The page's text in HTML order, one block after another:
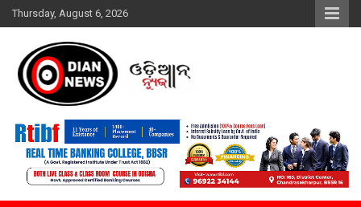
Skip
to
Thursday, August 6, 2026
ଓଡିଆନ୍ ନ୍ୟୁଜ